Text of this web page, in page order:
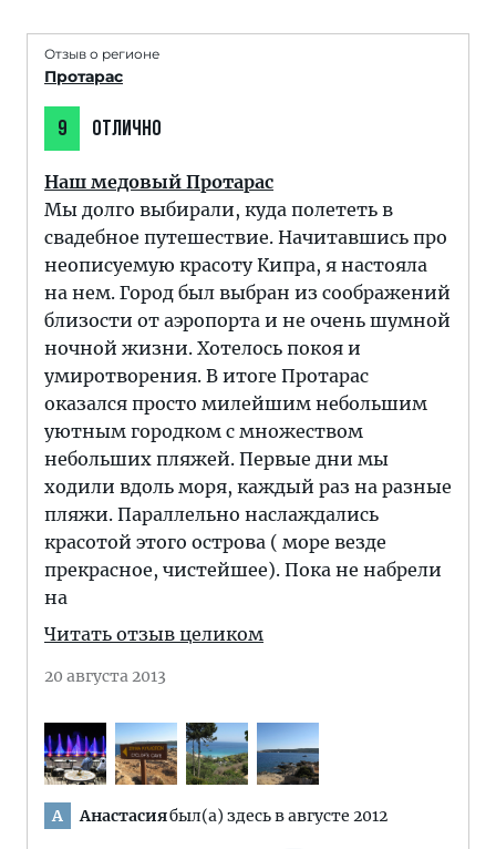
Отзыв о регионе
Протарас
9 ОТЛИЧНО
Наш медовый Протарас
Мы долго выбирали, куда полететь в
свадебное путешествие. Начитавшись про
неописуемую красоту Кипра, я настояла
на нем. Город был выбран из соображений
близости от аэропорта и не очень шумной
ночной жизни. Хотелось покоя и
умиротворения. В итоге Протарас
оказался просто милейшим небольшим
уютным городком с множеством
небольших пляжей. Первые дни мы
ходили вдоль моря, каждый раз на разные
пляжи. Параллельно наслаждались
красотой этого острова ( море везде
прекрасное, чистейшее). Пока не набрели
на
Читать отзыв целиком
20 августа 2013
А Анастасиябыл(а) здесь в августе 2012